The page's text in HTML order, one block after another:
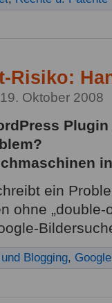
Risiko:
Oktober 2008
ein
ohne
Blogging, Google